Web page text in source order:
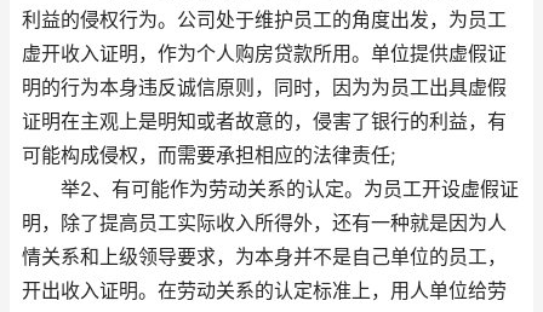
利益的侵权行为。公司处于维护员工的角度出发，为员工
虚开收入证明，作为个人购房贷款所用。单位提供虚假证
明的行为本身违反诚信原则，同时，因为为员工出具虚假
证明在主观上是明知或者故意的，侵害了银行的利益，有
可能构成侵权，而需要承担相应的法律责任;
举2、有可能作为劳动关系的认定。为员工开设虚假证
明，除了提高员工实际收入所得外，还有一种就是因为人
情关系和上级领导要求，为本身并不是自己单位的员工，
开出收入证明。在劳动关系的认定标准上，用人单位给劳